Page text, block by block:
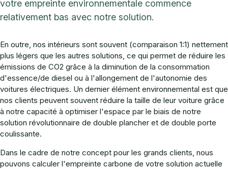
votre empreinte environnementale commence
relativement bas avec notre solution.
En outre, nos intérieurs sont souvent (comparaison 1:1) nettement
plus légers que les autres solutions, ce qui permet de réduire les
émissions de CO2 grâce à la diminution de la consommation
d'essence/de diesel ou à l'allongement de l'autonomie des
voitures électriques. Un dernier élément environnemental est que
nos clients peuvent souvent réduire la taille de leur voiture grâce
à notre capacité à optimiser l'espace par le biais de notre
solution révolutionnaire de double plancher et de double porte
coulissante.
Dans le cadre de notre concept pour les grands clients, nous
pouvons calculer l'empreinte carbone de votre solution actuelle